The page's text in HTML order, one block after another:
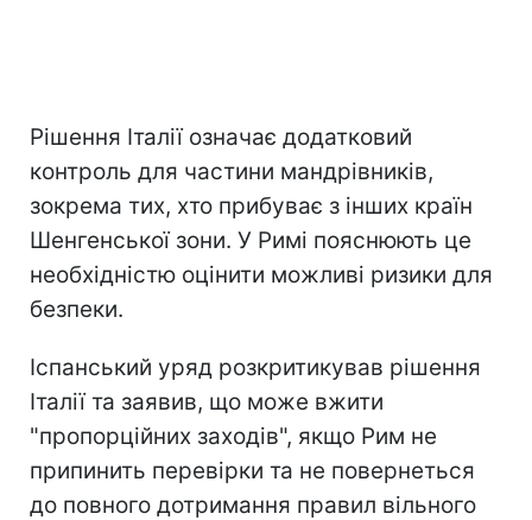
Рішення Італії означає додатковий
контроль для частини мандрівників,
зокрема тих, хто прибуває з інших країн
Шенгенської зони. У Римі пояснюють це
необхідністю оцінити можливі ризики для
безпеки.
Іспанський уряд розкритикував рішення
Італії та заявив, що може вжити
"пропорційних заходів", якщо Рим не
припинить перевірки та не повернеться
до повного дотримання правил вільного